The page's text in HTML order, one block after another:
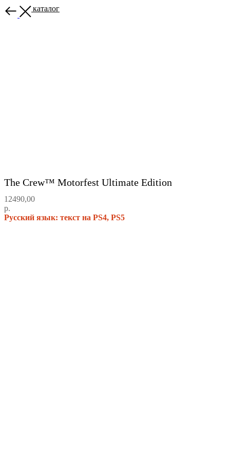
Назад в каталог
The Crew™ Motorfest Ultimate Edition
12490,00
р.
Русский язык: текст на PS4, PS5